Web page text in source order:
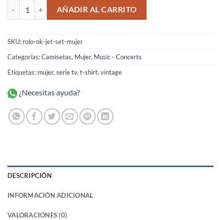
Jetset Soda Camiseta mujer Rolo-ok cantidad
AÑADIR AL CARRITO
SKU: rolo-ok-jet-set-mujer
Categorías:Camisetas, Mujer, Music - Concerts
Etiquetas: mujer,serie tv,t-shirt,vintage
¿Necesitas ayuda?
DESCRIPCIÓN
INFORMACIÓN ADICIONAL
VALORACIONES (0)